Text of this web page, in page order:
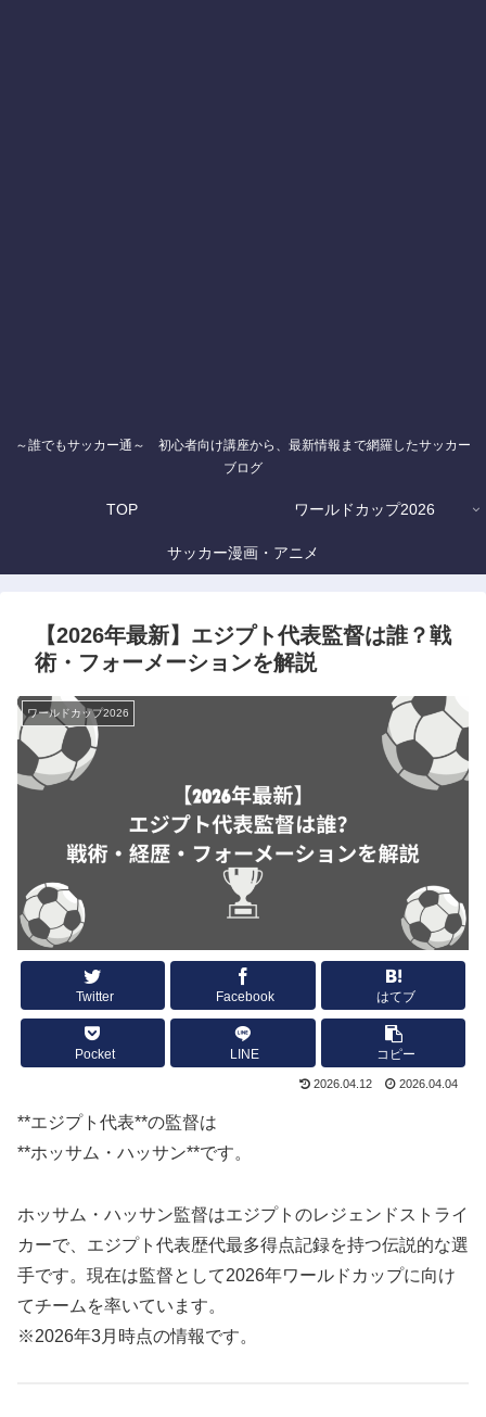
～誰でもサッカー通～ 初心者向け講座から、最新情報まで網羅したサッカー
ブログ
TOP ワールドカップ2026
サッカー漫画・アニメ
【2026年最新】エジプト代表監督は誰？戦
術・フォーメーションを解説
ワールドカップ2026
Twitter Facebook はてブ
Pocket LINE コピー
2026.04.12 2026.04.04
**エジプト代表**の監督は
**ホッサム・ハッサン**です。
ホッサム・ハッサン監督はエジプトのレジェンドストライ
カーで、エジプト代表歴代最多得点記録を持つ伝説的な選
手です。現在は監督として2026年ワールドカップに向け
てチームを率いています。
※2026年3月時点の情報です。